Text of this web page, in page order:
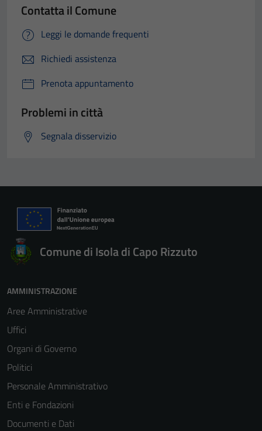
Contatta il Comune
Leggi le domande frequenti
Richiedi assistenza
Prenota appuntamento
Problemi in città
Segnala disservizio
Comune di Isola di Capo Rizzuto
AMMINISTRAZIONE
Aree Amministrative
Uffici
Organi di Governo
Politici
Personale Amministrativo
Enti e Fondazioni
Documenti e Dati